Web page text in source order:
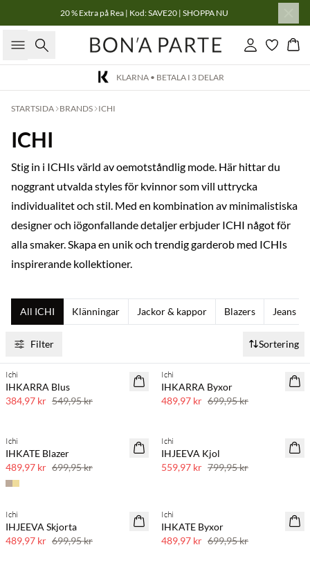
20 % Extra på Rea | Kod: SAVE20 | SHOPPA NU
Sök Logga in
30 DAGARS ENKEL RETUR
STARTSIDA BRANDS ICHI
ICHI
Stig in i ICHIs värld av oemotståndlig mode. Här hittar du
noggrant utvalda styles för kvinnor som vill uttrycka
individualitet och stil. Med en kombination av minimalistiska
designer och iögonfallande detaljer erbjuder ICHI något för
alla smaker. Skapa en unik och trendig garderob med ICHIs
inspirerande kollektioner.
All ICHI Klänningar Jackor & kappor Blazers Jeans
Filter Sortering
SAVE20
Ichi
IHKARRA Blus
384,97 kr 549,95 kr
SAVE20
Ichi
IHKARRA Byxor
489,97 kr 699,95 kr
SAVE20
Ichi
IHKATE Blazer
489,97 kr 699,95 kr
SAVE20
Ichi
IHJEEVA Kjol
559,97 kr 799,95 kr
SAVE20
Ichi
IHJEEVA Skjorta
489,97 kr 699,95 kr
SAVE20
30 % rabatt
Ichi
IHKATE Byxor
489,97 kr 699,95 kr